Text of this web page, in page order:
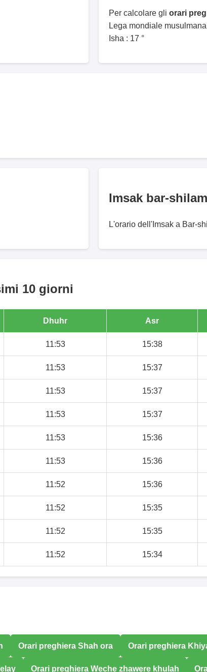
Per calcolare gli orari
Lega mondiale
Isha : 17 °
Imsak bar-shilam
L'orario dell'Imsak a Bar-
10 giorni
Dhuhr Asr
11:53 15:38
11:53 15:37
11:53 15:37
11:53 15:37
11:53 15:36
11:53 15:36
11:52 15:36
11:52 15:35
11:52 15:35
11:52 15:34
Orari preghiera Shah ora Orari preghiera
Orari preghiera Weche zhawere khulah